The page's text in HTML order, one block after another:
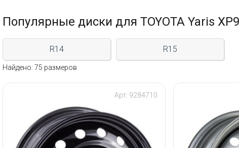
Популярные диски для TOYOTA Yaris
R14 R15
Найдено: 75 размеров
Арт: 9284710